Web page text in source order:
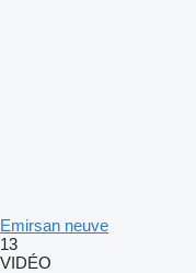
Emirsan neuve
13
VIDÉO